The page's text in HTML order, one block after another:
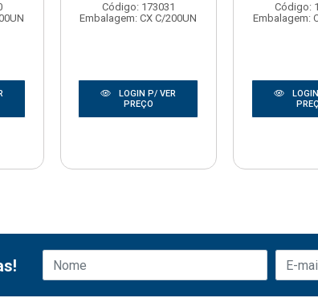
Código: 173031
Embalagem: CX C/200UN
LOGIN P/ VER
PREÇO
Código:
Embalagem: